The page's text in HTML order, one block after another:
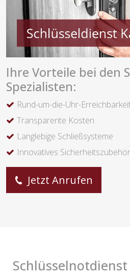
Ihre Vorteile bei den
Spezialisten:
Rund-um-die-Uhr-
Transparente Kosten
Langlebige Schließsysteme
Innovatives Sicherheitszubehör
Jetzt Anrufen